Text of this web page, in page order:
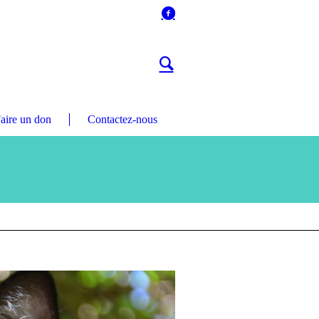
un don Contactez-nous